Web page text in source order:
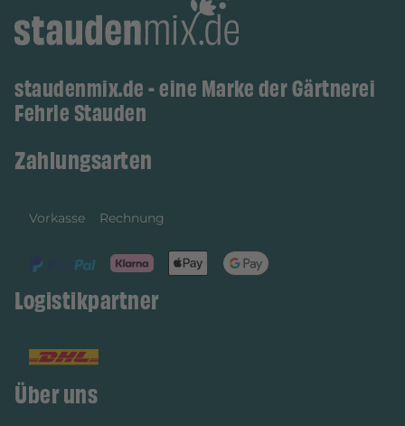
staudenmix.de - eine Marke der Gärtnerei
Fehrle Stauden
Zahlungsarten
Vorkasse Rechnung
Logistikpartner
Über uns